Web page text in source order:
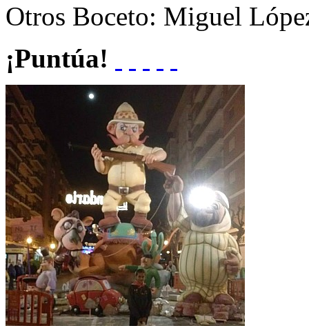
Otros Boceto: Miguel
¡Puntúa!